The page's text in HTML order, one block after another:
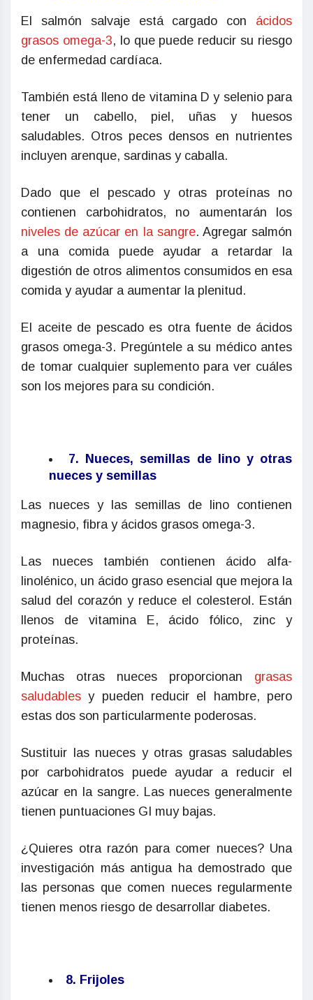
El salmón salvaje está cargado con ácidos
grasos omega-3, lo que puede reducir su riesgo
de enfermedad cardíaca.
También está lleno de vitamina D y selenio para
tener un cabello, piel, uñas y huesos
saludables. Otros peces densos en nutrientes
incluyen arenque, sardinas y caballa.
Dado que el pescado y otras proteínas no
contienen carbohidratos, no aumentarán los
niveles de azúcar en la sangre. Agregar salmón
a una comida puede ayudar a retardar la
digestión de otros alimentos consumidos en esa
comida y ayudar a aumentar la plenitud.
El aceite de pescado es otra fuente de ácidos
grasos omega-3. Pregúntele a su médico antes
de tomar cualquier suplemento para ver cuáles
son los mejores para su condición.
7. Nueces, semillas de lino y otras
nueces y semillas
Las nueces y las semillas de lino contienen
magnesio, fibra y ácidos grasos omega-3.
Las nueces también contienen ácido alfa-
linolénico, un ácido graso esencial que mejora la
salud del corazón y reduce el colesterol. Están
llenos de vitamina E, ácido fólico, zinc y
proteínas.
Muchas otras nueces proporcionan grasas
saludables y pueden reducir el hambre, pero
estas dos son particularmente poderosas.
Sustituir las nueces y otras grasas saludables
por carbohidratos puede ayudar a reducir el
azúcar en la sangre. Las nueces generalmente
tienen puntuaciones GI muy bajas.
¿Quieres otra razón para comer nueces? Una
investigación más antigua ha demostrado que
las personas que comen nueces regularmente
tienen menos riesgo de desarrollar diabetes.
8. Frijoles